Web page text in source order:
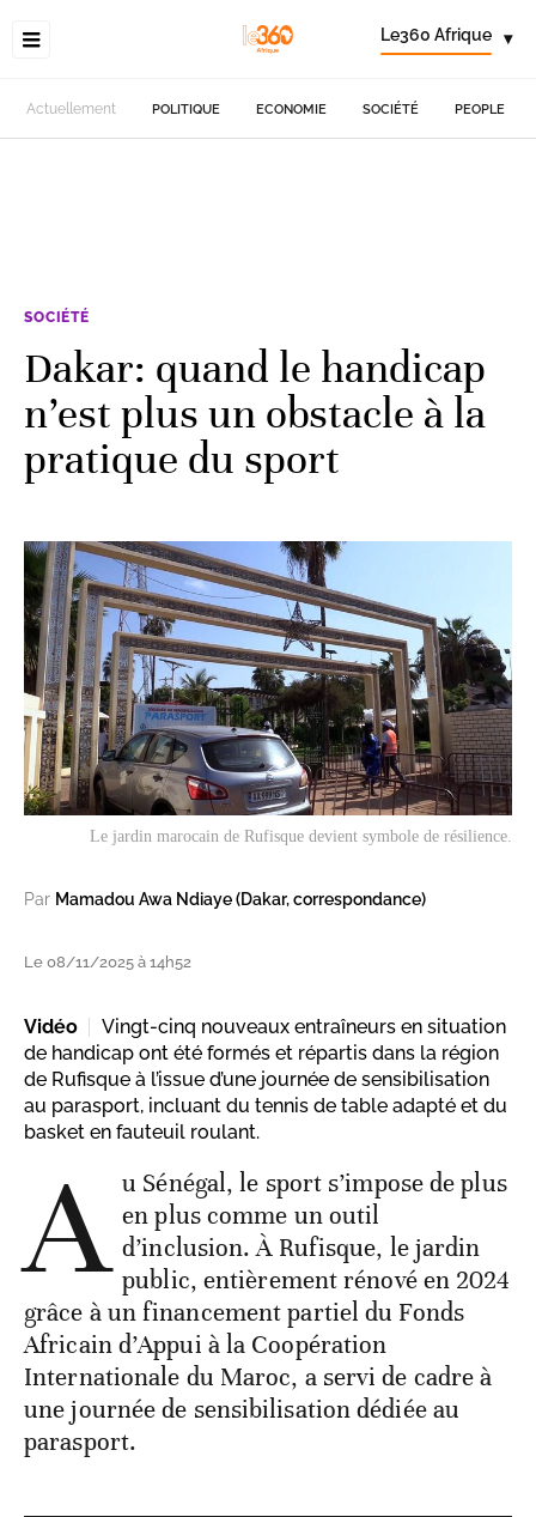
Le360 Afrique ▾
Actuellement POLITIQUE ECONOMIE SOCIÉTÉ PEOPLE
SOCIÉTÉ
Dakar: quand le handicap
n’est plus un obstacle à la
pratique du sport
Le jardin marocain de Rufisque devient symbole de résilience.
Par Mamadou Awa Ndiaye (Dakar, correspondance)
Le 08/11/2025 à 14h52
Vidéo
Vingt-cinq nouveaux entraîneurs en situation
de handicap ont été formés et répartis dans la région
de Rufisque à l’issue d’une journée de sensibilisation
au parasport, incluant du tennis de table adapté et du
basket en fauteuil roulant.
A u Sénégal, le sport s’impose de plus
en plus comme un outil
d’inclusion. À Rufisque, le jardin
public, entièrement rénové en 2024
grâce à un financement partiel du Fonds
Africain d’Appui à la Coopération
Internationale du Maroc, a servi de cadre à
une journée de sensibilisation dédiée au
parasport.